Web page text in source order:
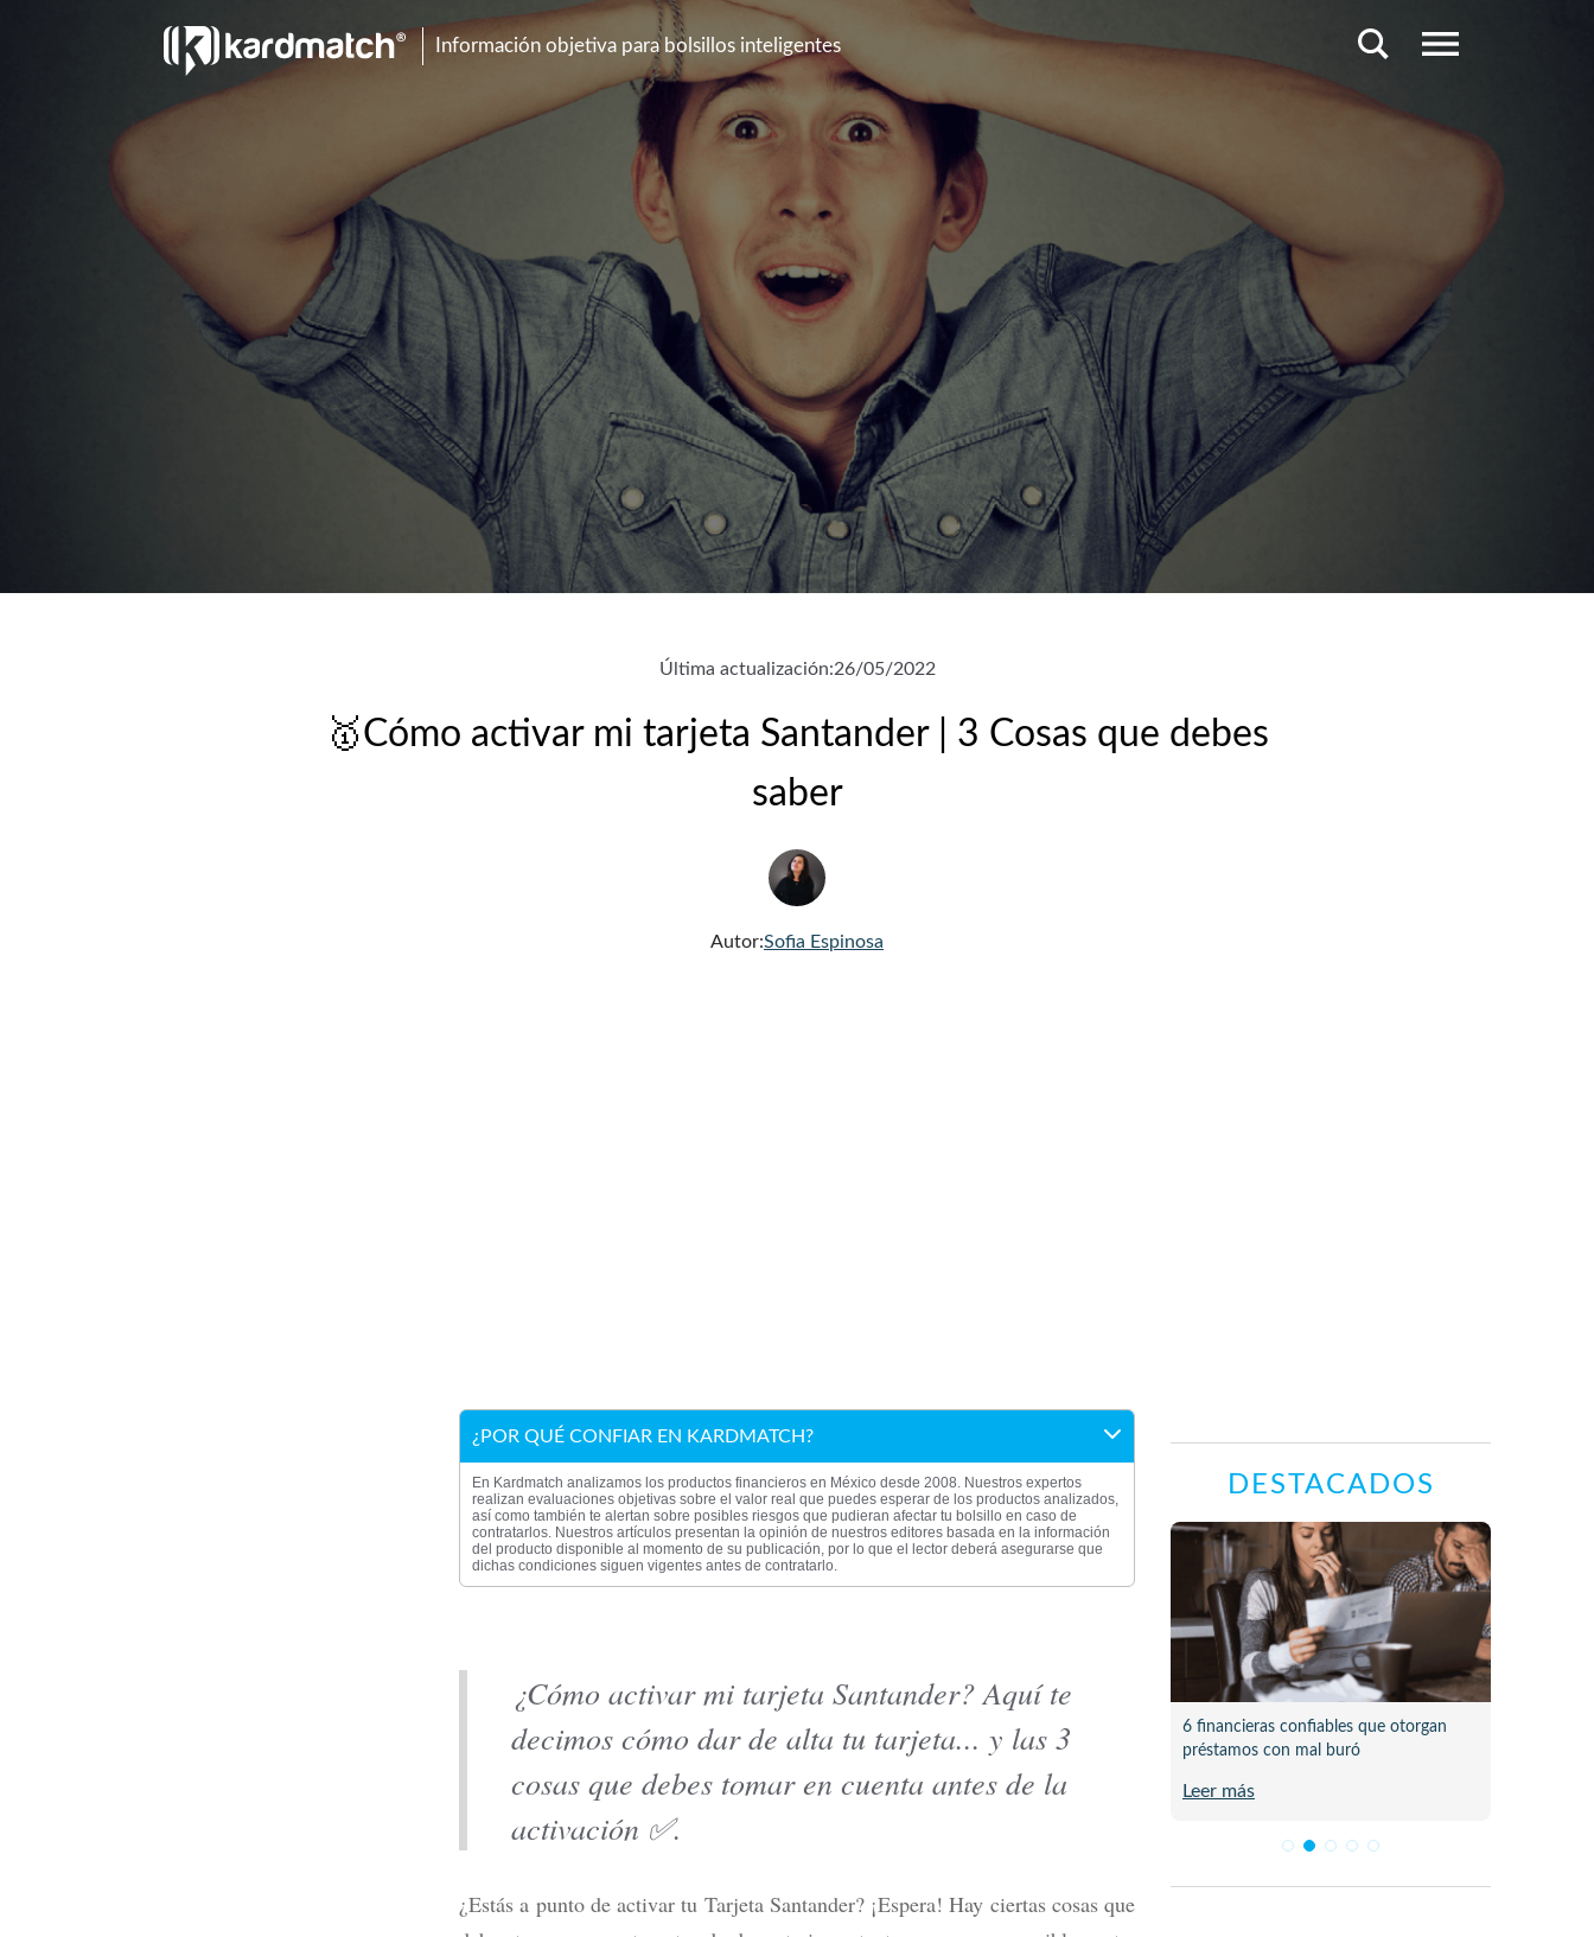
Información objetiva para bolsillos inteligentes
Última actualización:26/05/2022
🥇Cómo activar mi tarjeta Santander | 3 Cosas que debes
saber
Autor:Sofia Espinosa
¿POR QUÉ CONFIAR EN KARDMATCH?
En Kardmatch analizamos los productos financieros en México desde 2008. Nuestros expertos
realizan evaluaciones objetivas sobre el valor real que puedes esperar de los productos analizados,
así como también te alertan sobre posibles riesgos que pudieran afectar tu bolsillo en caso de
contratarlos. Nuestros artículos presentan la opinión de nuestros editores basada en la información
del producto disponible al momento de su publicación, por lo que el lector deberá asegurarse que
dichas condiciones siguen vigentes antes de contratarlo.
¿Cómo activar mi tarjeta Santander? Aquí te
decimos cómo dar de alta tu tarjeta... y las 3
cosas que debes tomar en cuenta antes de la
activación ✅.
¿Estás a punto de activar tu Tarjeta Santander? ¡Espera! Hay ciertas cosas que
DESTACADOS
Mejores tarjetas de crédito en México
2026 por tipo de usuario
Leer más
¿DiDi Cuenta es confiable? Esto pasó al
probar sus rendimientos
Leer más
6 financieras confiables que otorgan
préstamos con mal buró
Leer más